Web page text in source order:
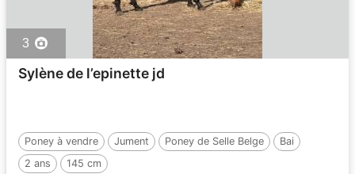
3
Sylène de l’epinette jd
Poney à vendre Jument Poney de Selle Belge
Bai
2 ans
145 cm